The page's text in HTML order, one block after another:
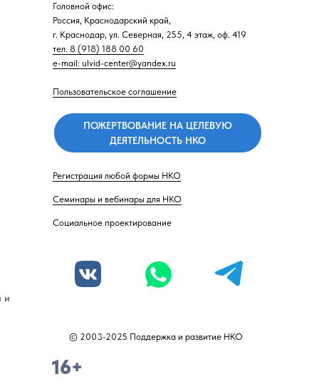
и
© 2003-2025 Поддержка и развитие НКО
Регистрация любой формы НКО
Семинары и вебинары для НКО
Социальное проектирование
Головной офис:
Россия, Краснодарский край,
г. Краснодар, ул. Северная, 255, 4 этаж, оф. 419
тел. 8 (918) 188 00 60
e-mail: ulvid-center@yandex.ru
Пользовательское соглашение
ПОЖЕРТВОВАНИЕ НА ЦЕЛЕВУЮ
ДЕЯТЕЛЬНОСТЬ НКО
16+